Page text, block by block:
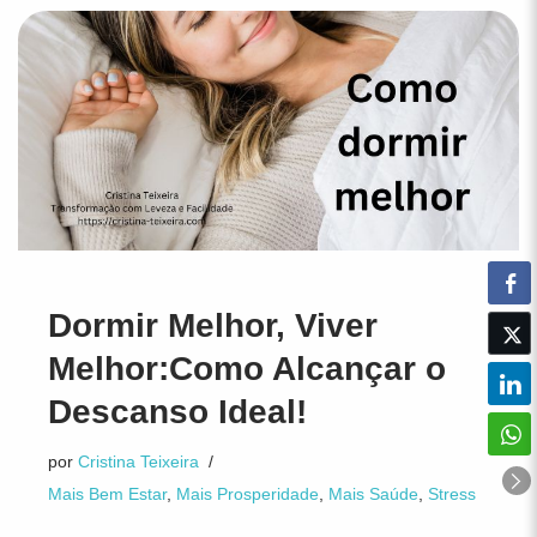
Dormir Melhor, Viver
Melhor:Como Alcançar o
Descanso Ideal!
por Cristina Teixeira
Mais Bem Estar, Mais Prosperidade Mais Saúde Stress